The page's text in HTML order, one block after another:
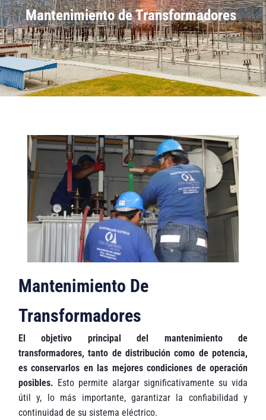
Mantenimiento de Transformadores
Mantenimiento De
Transformadores
El objetivo principal del mantenimiento de
transformadores, tanto de distribución como de potencia,
es conservarlos en las mejores condiciones de operación
posibles. Esto permite alargar significativamente su vida
útil y, lo más importante, garantizar la confiabilidad y
continuidad de su sistema eléctrico.